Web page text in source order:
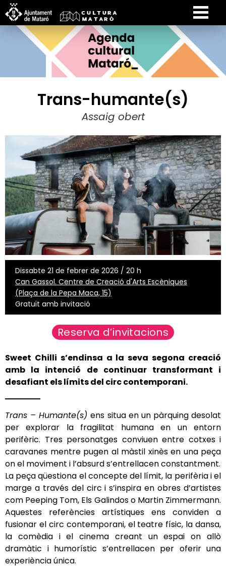
Trans-humante(s)
Assaig obert
Dissabte 21 de febrer de 2026 / 20 h
Can Gassol. Centre de Creació d'Arts Escèniques
(Plaça de la Pepa Maca, 15)
Gratuït amb invitació
Reserva d’invitacions
Sweet Chilli s’endinsa a la seva segona creació
amb la intenció de continuar transformant i
desafiant els límits del circ contemporani.
Trans – Humante(s)ens situa en un pàrquing desolat
per explorar la fragilitat humana en un entorn
perifèric. Tres personatges conviuen entre cotxes i
caravanes mentre pugen al màstil xinès en una peça
on el moviment i l’absurd s’entrellacen constantment.
La peça qüestiona el concepte del límit, la perifèria i el
marge a través del circ i s’inspira en obres d’artistes
com Peeping Tom, Els Galindos o Martin Zimmermann.
Aquestes referències artístiques ens conviden a
fusionar el circ contemporani, el teatre físic, la dansa,
la comèdia i el cinema creant un espai on allò
dramàtic i humorístic s’entrellacen per oferir una
experiència única.